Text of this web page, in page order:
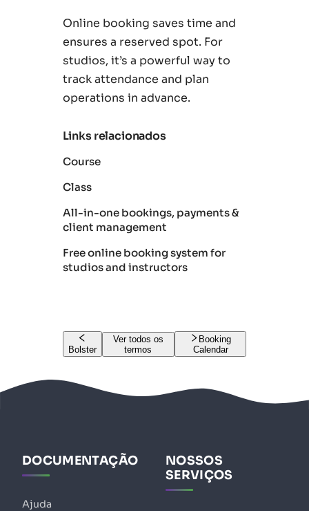
Online booking saves time and
ensures a reserved spot. For
studios, it’s a powerful way to
track attendance and plan
operations in advance.
Links relacionados
Course
Class
All-in-one bookings, payments &
client management
Free online booking system for
studios and instructors
Bolster
Ver todos os
termos
Booking
Calendar
DOCUMENTAÇÃO
Ajuda
NOSSOS
SERVIÇOS